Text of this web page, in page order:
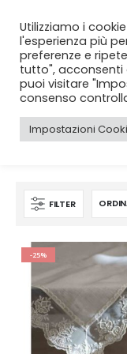
CASA SHOP
FILTER
-25%
Utilizziamo i
l'esperienza più
preferenze e
tutto", acconsenti
puoi visitare
consenso
Impostazioni